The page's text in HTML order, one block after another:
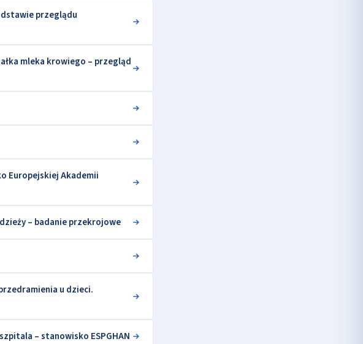
przeglądu
mleka krowiego – przegląd
Europejskiej Akademii
– badanie przekrojowe
u dzieci.
– stanowisko ESPGHAN